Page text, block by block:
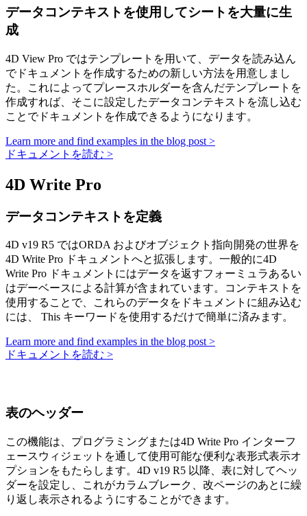
データコンテキストを使用してシートを大量に生
成
4D View Pro ではテンプレートを用いて、データを読み込ん
でドキュメントを作成するための新しい方法を用意しまし
た。これによってプレースホルダーを含んだテンプレートを
作成すれば、そこに設定したデータコンテキストを流し込む
ことでドキュメントを作成できるようになります。
Learn more and find examples in the blog post >
ドキュメントを読む >
4D Write Pro
データコンテキストを定義
4D v19 R5 ではORDA およびオブジェクト指向開発の世界を
4D Write Pro ドキュメントへと拡張します。一般的に4D
Write Pro ドキュメントにはデータを返すフォーミュラあるい
はデーベースによる計算が含まれています。コンテキストを
使用することで、これらのデータをドキュメントに組み込む
には、 This キーワードを使用するだけで簡単に済みます。
Learn more and find examples in the blog post >
ドキュメントを読む >
表のヘッダー
この機能は、プログラミングまたは4D Write Pro インターフ
ェースウィジェットを通して使用可能な便利な表形式表示オ
プションをもたらします。4D v19 R5 以降、表に対してヘッ
ダーを設定し、これがカラムブレーク、改ページのあとに繰
り返し表示されるようにすることができます。